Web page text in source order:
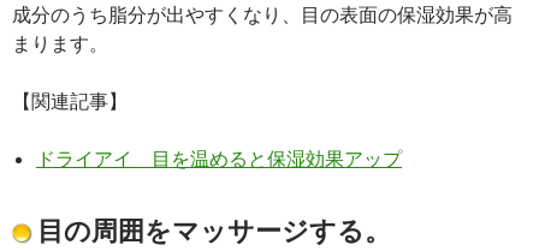
成分のうち脂分が出やすくなり、目の表面の保湿効果が高
まります。
【関連記事】
ドライアイ 目を温めると保湿効果アップ
目の周囲をマッサージする。